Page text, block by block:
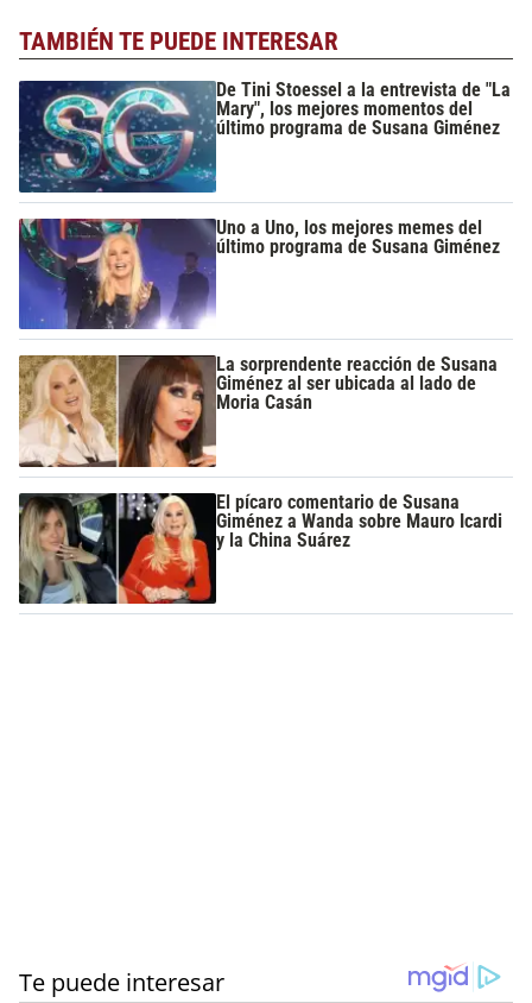
TAMBIÉN TE PUEDE INTERESAR
De Tini Stoessel a la entrevista de "La
Mary", los mejores momentos del
último programa de Susana Giménez
Uno a Uno, los mejores memes del
último programa de Susana Giménez
La sorprendente reacción de Susana
Giménez al ser ubicada al lado de
Moria Casán
El pícaro comentario de Susana
Giménez a Wanda sobre Mauro Icardi
y la China Suárez